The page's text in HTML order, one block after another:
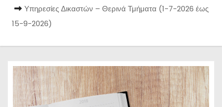
Υπηρεσίες Δικαστών – Θερινά Τμήματα (1-7-2026 έως
15-9-2026)